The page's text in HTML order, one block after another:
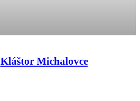
Kláštor Michalovce